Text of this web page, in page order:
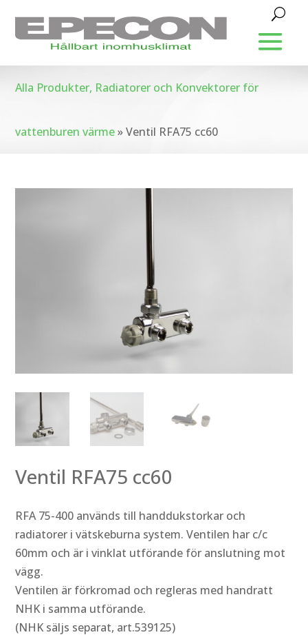
Alla Produkter, Radiatorer och Konvektorer för
vattenburen värme»Ventil RFA75 cc60
Ventil RFA75 cc60
RFA 75-400 används till handdukstorkar och
radiatorer i vätskeburna system. Ventilen har c/c
60mm och är i vinklat utförande för anslutning mot
vägg.
Ventilen är förkromad och regleras med handratt
NHK i samma utförande.
(NHK säljs separat, art.539125)